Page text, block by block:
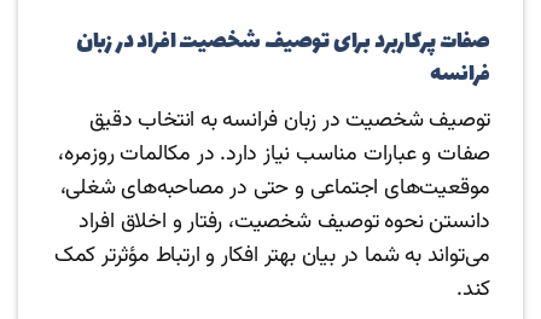
صفات پرکاربرد برای توصیف شخصیت افراد در زبان
فرانسه
توصیف شخصیت در زبان فرانسه به انتخاب دقیق
صفات و عبارات مناسب نیاز دارد. در مکالمات روزمره،
موقعیت‌های اجتماعی و حتی در مصاحبه‌های شغلی،
دانستن نحوه توصیف شخصیت، رفتار و اخلاق افراد
می‌تواند به شما در بیان بهتر افکار و ارتباط مؤثرتر کمک
کند.